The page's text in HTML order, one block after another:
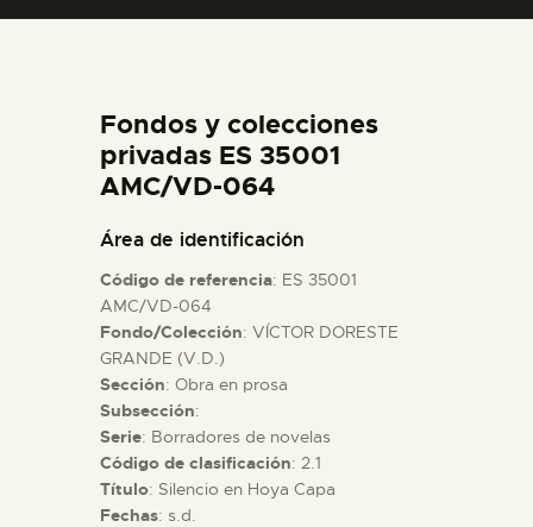
ESPAÑOL
ACTIVIDADES
█
EL MUSEO
COLECCIONES
Fondos y colecciones
privadas ES 35001
AMC/VD-064
Área de identificación
Código de referencia: ES 35001
AMC/VD-064
Fondo/Colección: VÍCTOR DORESTE
GRANDE (V.D.)
Sección: Obra en prosa
Subsección:
Serie: Borradores de novelas
Código de clasificación: 2.1
Título: Silencio en Hoya Capa
Fechas: s.d.